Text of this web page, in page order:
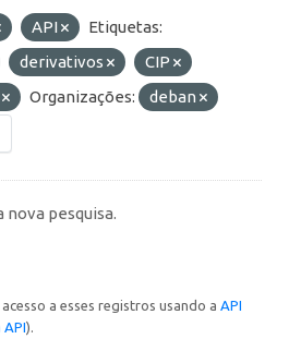
API
Etiquetas:
derivativos
CIP
Organizações: deban
pesquisa.
a esses registros usando a API
API).